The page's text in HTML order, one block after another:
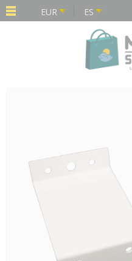
EUR ES
Panel de gestión de cookies